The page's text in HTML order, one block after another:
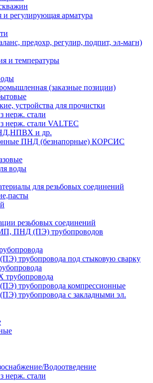
и регулирующая арматура
предохр, регулир, подпит, эл-магн)
и температуры
(заказные позиции)
устройства для прочистки
нерж. стали
нерж. стали VALTEC
и др.
ПНД (безнапорные) КОРСИС
воды
для резьбовых соединений
резьбовых соединений
ПНД (ПЭ) трубопроводов
трубопровода под стыковую сварку
трубопровода компрессионные
трубопровода с закладными эл.
Водоотведение
нерж. стали